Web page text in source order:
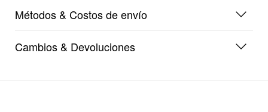
Métodos & Costos de envío
Cambios & Devoluciones